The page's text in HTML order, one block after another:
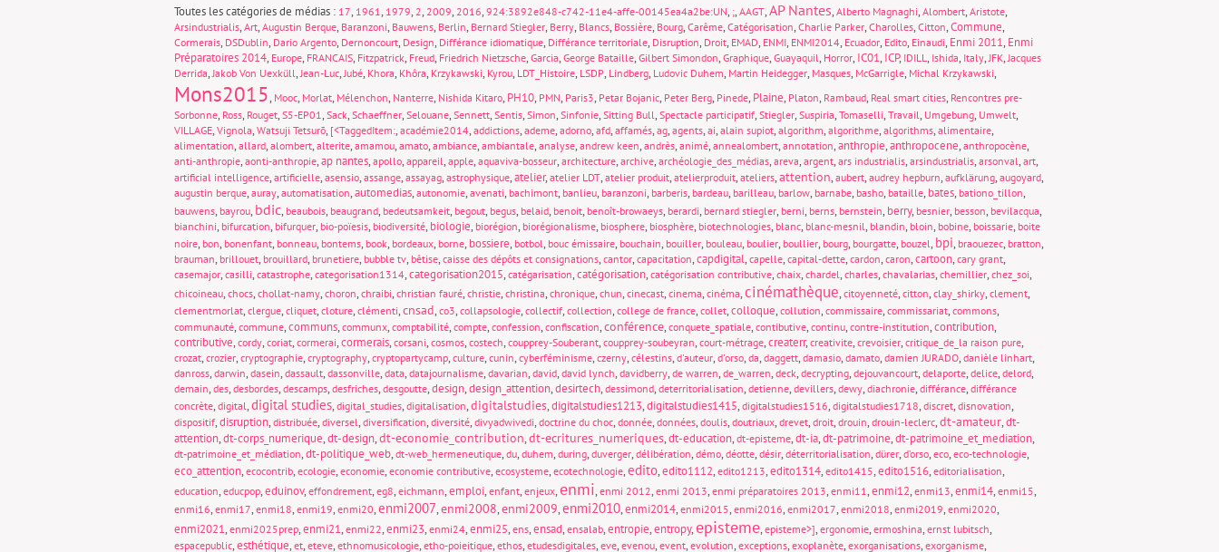
Toutes les catégories de médias : 17, 1961, 1979, 2, 2009, 2016, 924:3892e848-c742-11e4-affe-00145ea4a2be:UN, ;, AAGT,AP Nantes, Alberto Magnaghi, Alombert, Aristote,
Arsindustrialis, Art, Augustin Berque, Baranzoni, Bauwens, Berlin, Bernard Stiegler, Berry, Blancs, Bossière, Bourg, Carême, Catégorisation, Charlie Parker, Charolles, Citton,Commune,
Cormerais, DSDublin, Dario Argento, Dernoncourt, Design, Différance idiomatique, Différance territoriale, Disruption, Droit, EMAD, ENMI, ENMI2014, Ecuador, Edito, Einaudi, Enmi 2011, Enmi
Préparatoires 2014, Europe, FRANCAIS, Fitzpatrick, Freud, Friedrich Nietzsche, Garcia, George Bataille, Gilbert Simondon, Graphique, Guayaquil, Horror, IC01, ICP, IDILL, Ishida, Italy,JFK,Jacques
Derrida,Jakob Von Uexküll,Jean-Luc,Jubé, Khora, Khôra, Krzykawski, Kyrou, LDT_Histoire, LSDP, Lindberg, Ludovic Duhem, Martin Heidegger, Masques, McGarrigle, Michal Krzykawski,
Mons2015, Mooc, Morlat, Mélenchon, Nanterre, Nishida Kitaro, PH10, PMN, Paris3, Petar Bojanic, Peter Berg, Pinede, Plaine, Platon, Rambaud, Real smart cities, Rencontres pre-
Sorbonne, Ross, Rouget, S5-EP01, Sack, Schaeffner, Selouane, Sennett, Sentis, Simon, Sinfonie, Sitting Bull, Spectacle participatif, Stiegler, Suspiria, Tomaselli, Travail, Umgebung, Umwelt,
VILLAGE, Vignola, Watsuji Tetsurō, [<TaggedItem:, académie2014, addictions, ademe, adorno, afd, affamés, ag, agents, ai, alain supiot, algorithm, algorithme, algorithms, alimentaire,
alimentation, allard, alombert, alterite, amamou, amato, ambiance, ambiantale, analyse, andrew keen, andrès, animé, annealombert, annotation,anthropie,anthropocene, anthropocène,
anti-anthropie, aonti-anthropie,ap nantes, apollo, appareil, apple, aquaviva-bosseur, architecture, archive, archéologie_des_médias, areva, argent, ars industrialis, arsindustrialis, arsonval, art,
artificial intelligence, artificielle, asensio, assange, assayag, astrophysique,atelier, atelier LDT, atelier produit, atelierproduit, ateliers,attention, aubert, audrey hepburn, aufklärung, augoyard,
augustin berque, auray, automatisation,automedias, autonomie, avenati, bachimont, banlieu, baranzoni, barberis, bardeau, barilleau, barlow, barnabe, basho, bataille, bates, bationo_tillon,
bauwens, bayrou, bdic, beaubois, beaugrand, bedeutsamkeit, begout, begus, belaid, benoit, benoît-browaeys, berardi, bernard stiegler, berni, berns, bernstein, berry, besnier, besson, bevilacqua,
bianchini, bifurcation, bifurquer, bio-poïesis, biodiversité, biologie, biorégion, biorégionalisme, biosphere, biosphère, biotechnologies, blanc, blanc-mesnil, blandin, bloin, bobine, boissarie, boite
noire, bon, bonenfant, bonneau, bontems, book, bordeaux, borne, bossiere, botbol, bouc émissaire, bouchain, bouiller, bouleau, boulier, boullier, bourg, bourgatte, bouzel, bpi, braouezec, bratton,
brauman, brillouet, brouillard, brunetiere, bubble tv, bêtise, caisse des dépôts et consignations, cantor, capacitation,capdigital, capelle, capital-dette, cardon, caron,cartoon, cary grant,
casemajor, casilli, catastrophe, categorisation1314,categorisation2015, catégarisation,catégorisation, catégorisation contributive, chaix, chardel, charles, chavalarias, chemillier, chez_soi,
chicoineau, chocs, chollat-namy, choron, chraibi, christian fauré, christie, christina, chronique, chun, cinecast, cinema, cinéma,cinémathèque, citoyenneté, citton, clay_shirky, clement,
clementmorlat, clergue, cliquet, cloture, clémenti,cnsad, co3, collapsologie, collectif, collection, college de france, collet,colloque, collution, commissaire, commissariat, commons,
communauté, commune,communs, communx, comptabilité, compte, confession, confiscation,conférence, conquete_spatiale, contibutive, continu, contre-institution,contribution,
contributive, cordy, coriat, cormerai,cormerais, corsani, cosmos, costech, coupprey-Souberant, coupprey-soubeyran, court-métrage,createrr, creativite, crevoisier, critique_de_la raison pure,
crozat, crozier, cryptographie, cryptography, cryptopartycamp, culture, cunin, cyberféminisme, czerny, célestins, d'auteur, d'orso, da, daggett, damasio, damato, damien JURADO, danièle linhart,
danross, darwin, dasein, dassault, dassonville, data, datajournalisme, davarian, david, david lynch, davidberry, de warren, de_warren, deck, decrypting, dejouvancourt, delaporte, delice, delord,
demain, des, desbordes, descamps, desfriches, desgoutte,design,design_attention,desirtech, dessimond, deterritorialisation, detienne, devillers, dewy, diachronie, différance, différance
concrète, digital,digital studies, digital_studies, digitalisation,digitalstudies,digitalstudies1213,digitalstudies1415, digitalstudies1516, digitalstudies1718, discret, disnovation,
dispositif,disruption, distribuée, diversel, diversification, diversité, divyadwivedi, doctrine du choc, donnée, données, doulis, doutriaux, drevet, droit, drouin, drouin-leclerc,dt-amateur,dt-
attention,dt-corps_numerique,dt-design,dt-economie_contribution,dt-ecritures_numeriques,dt-education, dt-episteme,dt-ia,dt-patrimoine,dt-patrimoine_et_mediation,
dt-patrimoine_et_médiation,dt-politique_web, dt-web_hermeneutique, du, duhem, during, duverger, délibération, démo, déotte, désir, déterritorialisation, dürer, d’orso, eco, eco-technologie,
eco_attention, ecocontrib, ecologie, economie, economie contributive, ecosysteme, ecotechnologie,edito,edito1112, edito1213,edito1314, edito1415,edito1516, editorialisation,
education, educpop,eduinov, effondrement, eg8, eichmann,emploi, enfant, enjeux, enmi, enmi 2012, enmi 2013, enmi préparatoires 2013, enmi11,enmi12, enmi13,enmi14, enmi15,
enmi16, enmi17, enmi18, enmi19, enmi20,enmi2007,enmi2008,enmi2009,enmi2010,enmi2014, enmi2015, enmi2016, enmi2017, enmi2018, enmi2019, enmi2020,
enmi2021, enmi2025prep,enmi21, enmi22,enmi23, enmi24,enmi25, ens,ensad, ensalab,entropie,entropy, episteme, episteme>], ergonomie, ermoshina, ernst lubitsch,
espacepublic,esthétique, et, eteve, ethnomusicologie, etho-poieitique, ethos, etudesdigitales, eve, evenou, event, evolution, exceptions, exoplanète, exorganisations, exorganisme,